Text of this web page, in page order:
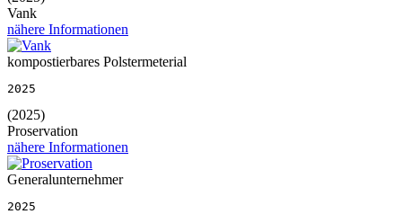
Vank
nähere Informationen
kompostierbares Polstermeterial
2025
(2025)
Proservation
nähere Informationen
Generalunternehmer
2025